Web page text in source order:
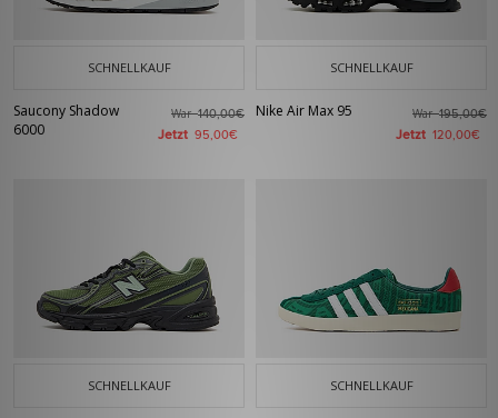
SCHNELLKAUF
Saucony Shadow
6000
War140,00€
Jetzt 95,00€
SCHNELLKAUF
Nike Air Max 95 War195,00€
Jetzt 120,00€
SCHNELLKAUF SCHNELLKAUF